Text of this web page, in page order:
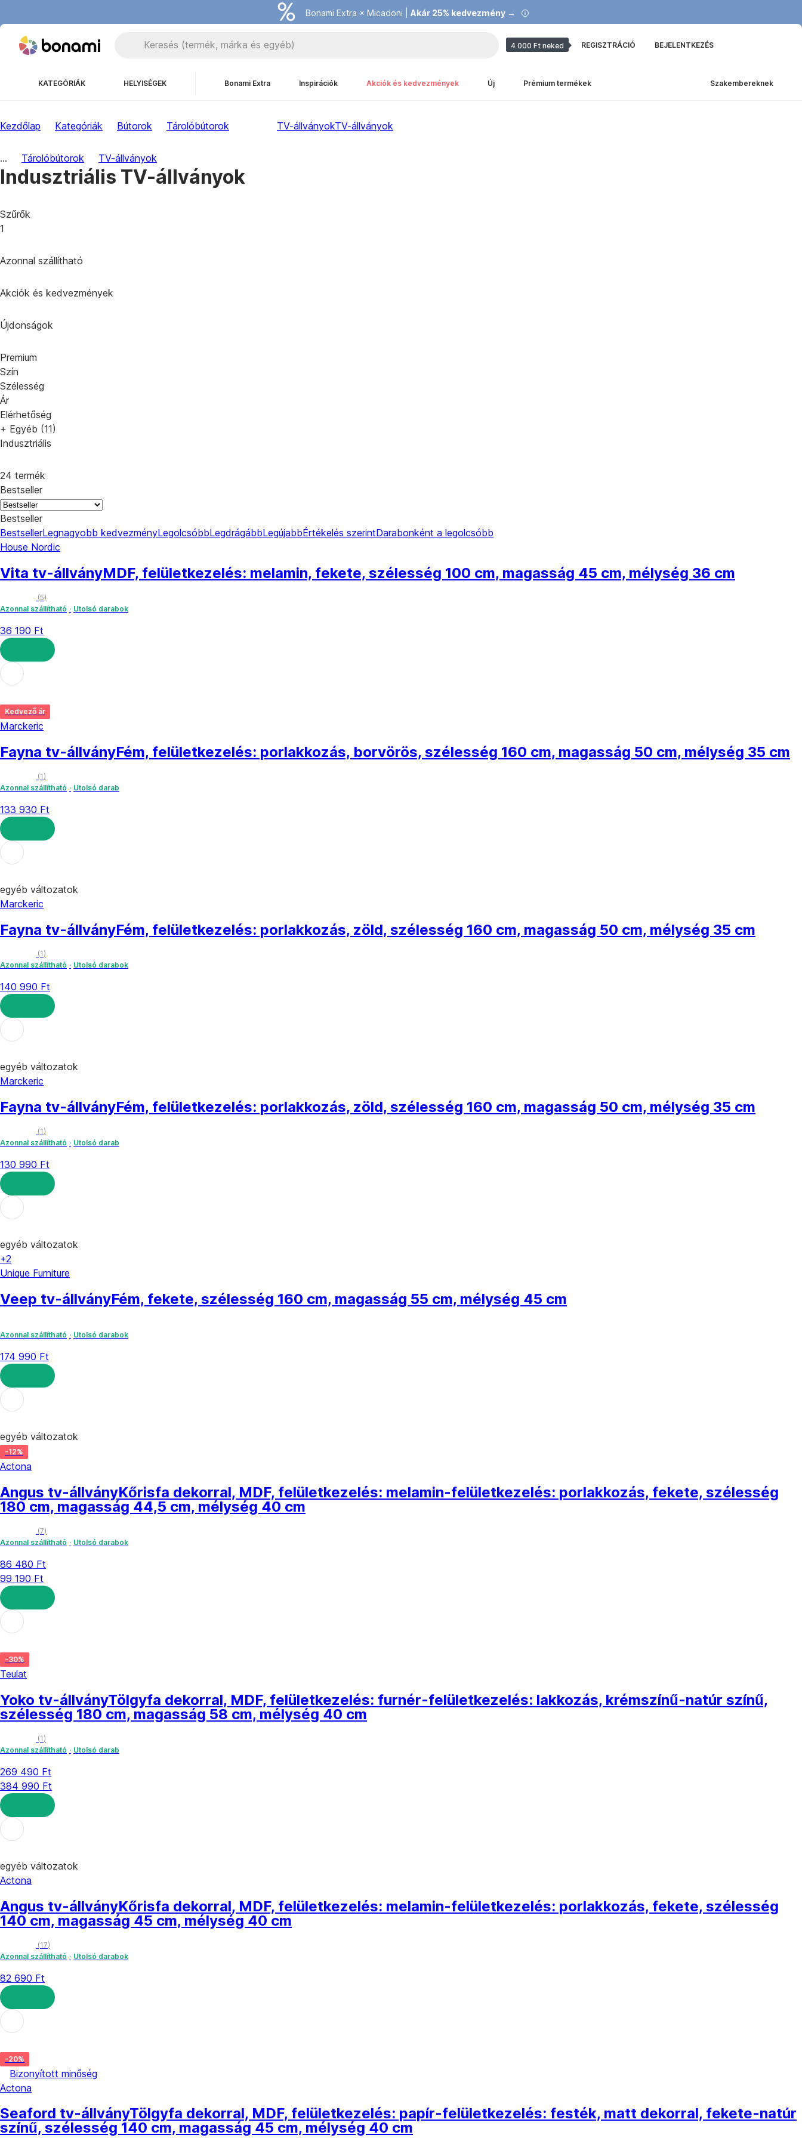
Bonami Extra × Micadoni | Akár 25% kedvezmény →
4 000 Ft neked REGISZTRÁCIÓ BEJELENTKEZÉS
KATEGÓRIÁK HELYISÉGEK Bonami Extra Inspirációk Akciók és kedvezmények Új Prémium termékek Szakembereknek
Kezdőlap Kategóriák Bútorok Tárolóbútorok TV-állványokTV-állványok
... Tárolóbútorok TV-állványok
Indusztriális TV-állványok
Szűrők
1
Azonnal szállítható
Akciók és kedvezmények
Újdonságok
Premium
Szín
Szélesség
Ár
Elérhetőség
+ Egyéb (11)
Indusztriális
24 termék
Bestseller
Bestseller
BestsellerLegnagyobb kedvezményLegolcsóbbLegdrágábbLegújabbÉrtékelés szerintDarabonként a legolcsóbb
House Nordic
Vita tv-állványMDF, felületkezelés: melamin, fekete, szélesség 100 cm, magasság 45 cm, mélység 36 cm
(5)
Azonnal szállítható
Utolsó darabok
36 190 Ft
KOSÁRBA
Kedvező ár
Marckeric
Fayna tv-állványFém, felületkezelés: porlakkozás, borvörös, szélesség 160 cm, magasság 50 cm, mélység 35 cm
(1 )
Azonnal szállítható
Utolsó darab
133 930 Ft
KOSÁRBA
egyéb változatok
Marckeric
Fayna tv-állványFém, felületkezelés: porlakkozás, zöld, szélesség 160 cm, magasság 50 cm, mélység 35 cm
(1 )
Azonnal szállítható
Utolsó darabok
140 990 Ft
KOSÁRBA
egyéb változatok
Marckeric
Fayna tv-állványFém, felületkezelés: porlakkozás, zöld, szélesség 160 cm, magasság 50 cm, mélység 35 cm
(1 )
Azonnal szállítható
Utolsó darab
130 990 Ft
KOSÁRBA
egyéb változatok
+2
Unique Furniture
Veep tv-állványFém, fekete, szélesség 160 cm, magasság 55 cm, mélység 45 cm
Azonnal szállítható Utolsó darabok
174 990 Ft
KOSÁRBA
egyéb változatok
-12%
Actona
Angus tv-állványKőrisfa dekorral, MDF, felületkezelés: melamin-felületkezelés: porlakkozás, fekete, szélesség
180 cm, magasság 44,5 cm, mélység 40 cm
(7)
Azonnal szállítható
Utolsó darabok
86 480 Ft
99 190 Ft
KOSÁRBA
-30%
Teulat
Yoko tv-állványTölgyfa dekorral, MDF, felületkezelés: furnér-felületkezelés: lakkozás, krémszínű-natúr színű,
szélesség 180 cm, magasság 58 cm, mélység 40 cm
(1 )
Azonnal szállítható
Utolsó darab
269 490 Ft
384 990 Ft
KOSÁRBA
egyéb változatok
Actona
Angus tv-állványKőrisfa dekorral, MDF, felületkezelés: melamin-felületkezelés: porlakkozás, fekete, szélesség
140 cm, magasság 45 cm, mélység 40 cm
(17)
Azonnal szállítható
Utolsó darabok
82 690 Ft
KOSÁRBA
-20%
Bizonyított minőség
Actona
Seaford tv-állványTölgyfa dekorral, MDF, felületkezelés: papír-felületkezelés: festék, matt dekorral, fekete-natúr
színű, szélesség 140 cm, magasság 45 cm, mélység 40 cm